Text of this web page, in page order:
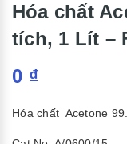
Hóa chất
tích, 1 Lít –
0 ₫
Hóa chất Acetone